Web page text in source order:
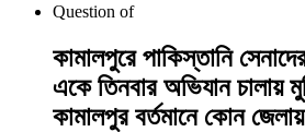
Question of
কামালপুরে পাকিস্তানি
একে তিনবার অভিযান চালায়
কামালপুর বর্তমানে কোন